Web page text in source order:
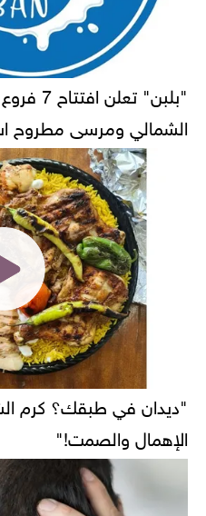
"بلبن"
الشمالي ومرسى مطروح
"ديدان في طبقك؟ كرم
الإهمال والصمت!"